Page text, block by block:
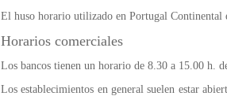
El huso horario utilizado en Portugal Continental
Horarios comerciales
Los bancos tienen un horario de 8.30 a 15.00 h.
Los establecimientos en general suelen estar